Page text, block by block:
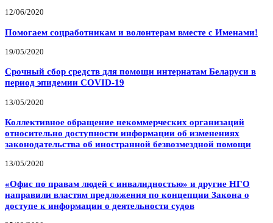
12/06/2020
Помогаем соцработникам и волонтерам вместе с Именами!
19/05/2020
Срочный сбор средств для помощи интернатам Беларуси в
период эпидемии COVID-19
13/05/2020
Коллективное обращение некоммерческих организаций
относительно доступности информации об изменениях
законодательства об иностранной безвозмездной помощи
13/05/2020
«Офис по правам людей с инвалидностью» и другие НГО
направили властям предложения по концепции Закона о
доступе к информации о деятельности судов